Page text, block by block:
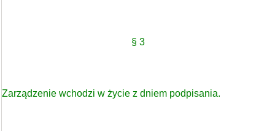
§ 3
Zarządzenie wchodzi w życie z dniem podpisania.